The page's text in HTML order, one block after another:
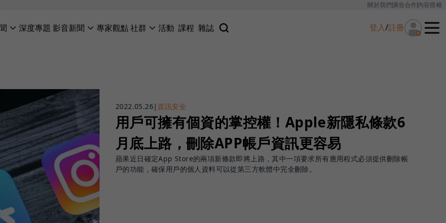
關於我們廣告合作內容授權
深度專題 影音新聞 專家觀點社群 活動 課程 雜誌 登入/註冊
2022.05.26| 資訊安全
用戶可擁有個資的掌控權！Apple新隱私條款6
月底上路，刪除APP帳戶資訊更容易
蘋果近日確定App Store的兩項新條款即將上路，其中一項要求所有應用程式必須提供刪除帳
戶的功能，確保用戶的個人資料可以從第三方軟體中完全刪除。